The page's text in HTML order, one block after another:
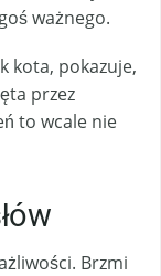
ważnego.
kota, pokazuje,
przez
to wcale nie
Brzmi